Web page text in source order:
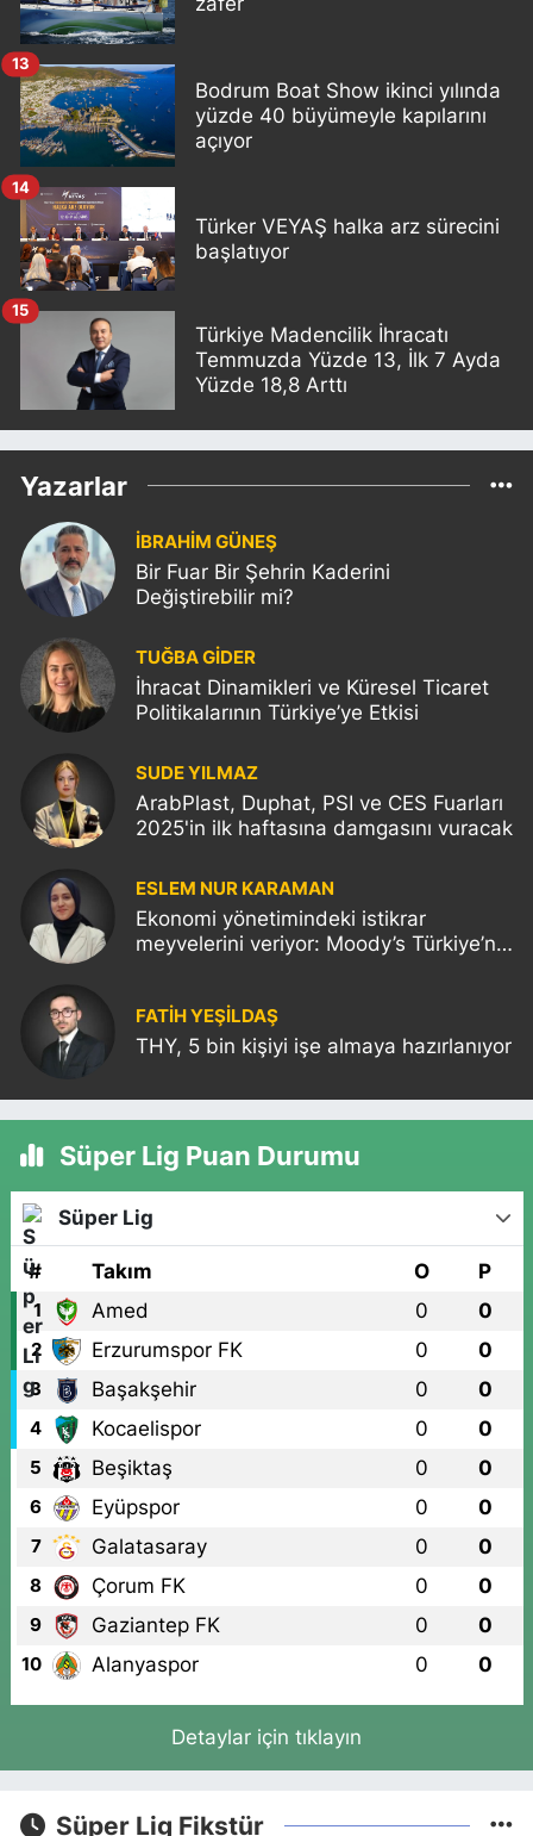
Bodrum Boat Show ikinci yılında
yüzde 40 büyümeyle kapılarını
açıyor
13
Türker VEYAŞ halka arz sürecini
başlatıyor
14
Türkiye Madencilik İhracatı
Temmuzda Yüzde 13, İlk 7 Ayda
Yüzde 18,8 Arttı
15
Yazarlar
İBRAHİM GÜNEŞ
Bir Fuar Bir Şehrin Kaderini
Değiştirebilir mi?
TUĞBA GİDER
İhracat Dinamikleri ve Küresel Ticaret
Politikalarının Türkiye’ye Etkisi
SUDE YILMAZ
ArabPlast, Duphat, PSI ve CES Fuarları
2025'in ilk haftasına damgasını vuracak
ESLEM NUR KARAMAN
Ekonomi yönetimindeki istikrar
meyvelerini veriyor: Moody’s Türkiye’nin
FATIH YEŞİLDAŞ
THY, 5 bin kişiyi işe almaya hazırlanıyor
Süper Lig Puan Durumu
Süper Lig
# Takım O P
1 Amed 0 0
2 Erzurumspor FK 0 0
3 Başakşehir 0 0
4 Kocaelispor 0 0
5 Beşiktaş 0 0
6 Eyüpspor 0 0
7 Galatasaray 0 0
8 Çorum FK 0 0
9 Gaziantep FK 0 0
10 Alanyaspor 0 0
Detaylar için tıklayın
Süper Lig Fikstür